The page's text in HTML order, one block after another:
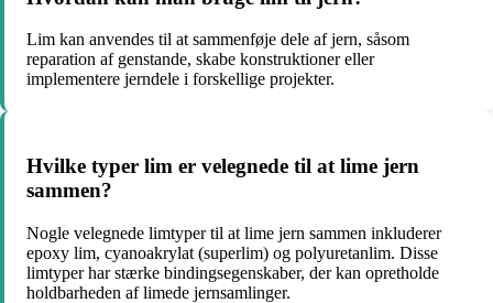
Lim kan anvendes til at sammenføje dele af jern, såsom
reparation af genstande, skabe konstruktioner eller
implementere jerndele i forskellige projekter.
Hvilke typer lim er velegnede til at lime jern
sammen?
Nogle velegnede limtyper til at lime jern sammen inkluderer
epoxy lim, cyanoakrylat (superlim) og polyuretanlim. Disse
limtyper har stærke bindingsegenskaber, der kan opretholde
holdbarheden af limede jernsamlinger.